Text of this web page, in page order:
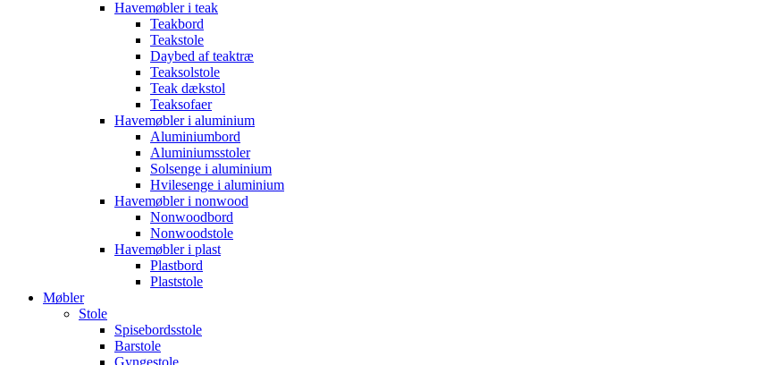
Havemøbler i teak
Teakbord
Teakstole
Daybed af teaktræ
Teaksolstole
Teak dækstol
Teaksofaer
Havemøbler i aluminium
Aluminiumbord
Aluminiumsstoler
Solsenge i aluminium
Hvilesenge i aluminium
Havemøbler i nonwood
Nonwoodbord
Nonwoodstole
Havemøbler i plast
Plastbord
Plaststole
Møbler
Stole
Spisebordsstole
Barstole